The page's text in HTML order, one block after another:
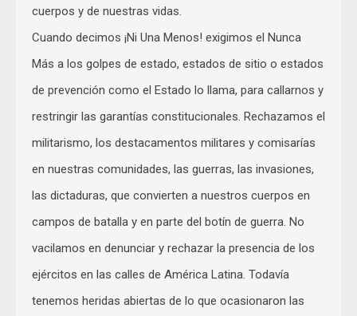
cuerpos y de nuestras vidas.
Cuando decimos ¡Ni Una Menos! exigimos el Nunca
Más a los golpes de estado, estados de sitio o estados
de prevención como el Estado lo llama, para callarnos y
restringir las garantías constitucionales. Rechazamos el
militarismo, los destacamentos militares y comisarías
en nuestras comunidades, las guerras, las invasiones,
las dictaduras, que convierten a nuestros cuerpos en
campos de batalla y en parte del botín de guerra. No
vacilamos en denunciar y rechazar la presencia de los
ejércitos en las calles de América Latina. Todavía
tenemos heridas abiertas de lo que ocasionaron las